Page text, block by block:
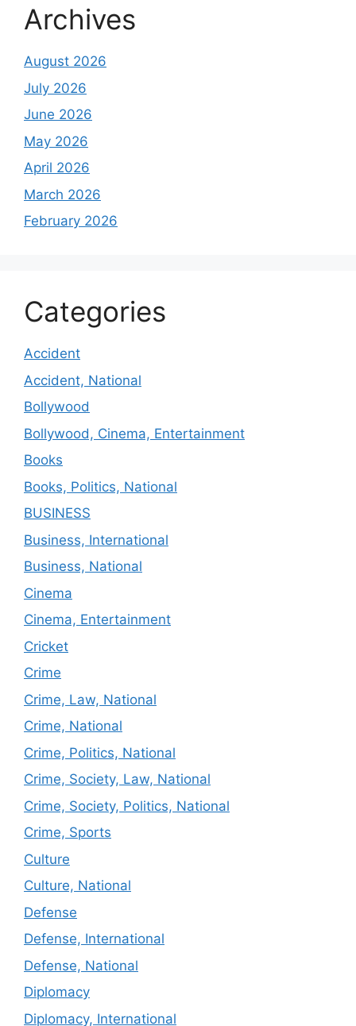
Archives
August 2026
July 2026
June 2026
May 2026
April 2026
March 2026
February 2026
Categories
Accident
Accident, National
Bollywood
Bollywood, Cinema, Entertainment
Books
Books, Politics, National
BUSINESS
Business, International
Business, National
Cinema
Cinema, Entertainment
Cricket
Crime
Crime, Law, National
Crime, National
Crime, Politics, National
Crime, Society, Law, National
Crime, Society, Politics, National
Crime, Sports
Culture
Culture, National
Defense
Defense, International
Defense, National
Diplomacy
Diplomacy, International